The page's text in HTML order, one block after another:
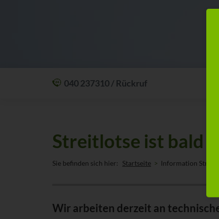
040 237310 / Rückruf
anrufen:Rückrufservice
Streitlotse ist bald
Sie befinden sich hier: Startseite Information
Wir arbeiten derzeit an